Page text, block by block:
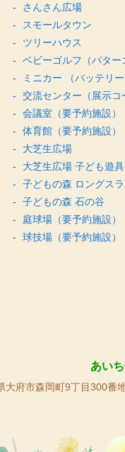
さんさん広場
スモールタウン
ツリーハウス
ベビーゴルフ（パター
ミニカー （バッテリー
交流センター（展示コ
会議室（要予約施設）
体育館（要予約施設）
大芝生広場
大芝生広場 子ども遊具
子どもの森 ロングス
子どもの森 石の谷
庭球場（要予約施設）
球技場（要予約施設）
あい
大府市森岡町9丁目300番